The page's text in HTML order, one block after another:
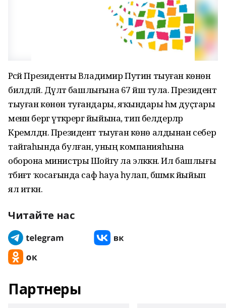
Рәсәй Президенты Владимир Путин тыуған көнөн
билдәләй. Дәүләт башлығына 67 йәш тула. Президент
тыуған көнөн туғандары, яҡындары һәм дуҫтары
менән бергә үткәрергә йыйына, тип белдерәләр
Кремлдән. Президент тыуған көнө алдынан себер
тайгаһында булған, уның компанияһына
оборона министры Шойгу ла эләккән. Ил башлығы
тәбиғәт ҡосағында саф һауа һулап, бәшмәк йыйып
ял иткән.
Читайте нас
Партнеры